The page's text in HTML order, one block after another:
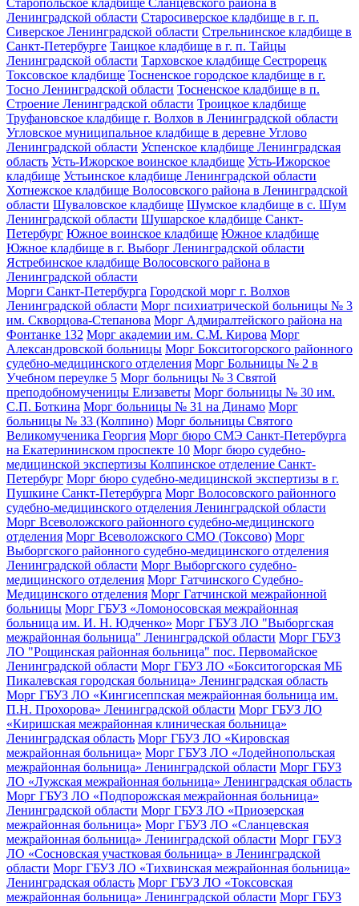
Старопольское кладбище Сланцевского района в
Ленинградской области Старосиверское кладбище в г. п.
Сиверское Ленинградской области Стрельнинское кладбище в
Санкт-Петербурге Таицкое кладбище в г. п. Тайцы
Ленинградской области Тарховское кладбище Сестрорецк
Токсовское кладбище Тосненское городское кладбище в г.
Тосно Ленинградской области Тосненское кладбище в п.
Строение Ленинградской области Троицкое кладбище
Труфановское кладбище г. Волхов в Ленинградской области
Угловское муниципальное кладбище в деревне Углово
Ленинградской области Успенское кладбище Ленинградская
область Усть-Ижорское воинское кладбище Усть-Ижорское
кладбище Устьинское кладбище Ленинградской области
Хотнежское кладбище Волосовского района в Ленинградской
области Шуваловское кладбище Шумское кладбище в с. Шум
Ленинградской области Шушарское кладбище Санкт-
Петербург Южное воинское кладбище Южное кладбище
Южное кладбище в г. Выборг Ленинградской области
Ястребинское кладбище Волосовского района в
Ленинградской области
Морги Санкт-Петербурга Городской морг г. Волхов
Ленинградской области Морг психиатрической больницы № 3
им. Скворцова-Степанова Морг Адмиралтейского района на
Фонтанке 132 Морг академии им. С.М. Кирова Морг
Александровской больницы Морг Бокситогорского районного
судебно-медицинского отделения Морг Больницы № 2 в
Учебном переулке 5 Морг больницы № 3 Святой
преподобномученицы Елизаветы Морг больницы № 30 им.
С.П. Боткина Морг больницы № 31 на Динамо Морг
больницы № 33 (Колпино) Морг больницы Святого
Великомученика Георгия Морг бюро СМЭ Санкт-Петербурга
на Екатерининском проспекте 10 Морг бюро судебно-
медицинской экспертизы Колпинское отделение Санкт-
Петербург Морг бюро судебно-медицинской экспертизы в г.
Пушкине Санкт-Петербурга Морг Волосовского районного
судебно-медицинского отделения Ленинградской области
Морг Всеволожского районного судебно-медицинского
отделения Морг Всеволожского СМО (Токсово) Морг
Выборгского районного судебно-медицинского отделения
Ленинградской области Морг Выборгского судебно-
медицинского отделения Морг Гатчинского Судебно-
Медицинского отделения Морг Гатчинской межрайонной
больницы Морг ГБУЗ «Ломоносовская межрайонная
больница им. И. Н. Юдченко» Морг ГБУЗ ЛО "Выборгская
межрайонная больница" Ленинградской области Морг ГБУЗ
ЛО "Рощинская районная больница" пос. Первомайское
Ленинградской области Морг ГБУЗ ЛО «Бокситогорская МБ
Пикалевская городская больница» Ленинградская область
Морг ГБУЗ ЛО «Кингисеппская межрайонная больница им.
П.Н. Прохорова» Ленинградской области Морг ГБУЗ ЛО
«Киришская межрайонная клиническая больница»
Ленинградская область Морг ГБУЗ ЛО «Кировская
межрайонная больница» Морг ГБУЗ ЛО «Лодейнопольская
межрайонная больница» Ленинградской области Морг ГБУЗ
ЛО «Лужская межрайонная больница» Ленинградская область
Морг ГБУЗ ЛО «Подпорожская межрайонная больница»
Ленинградской области Морг ГБУЗ ЛО «Приозерская
межрайонная больница» Морг ГБУЗ ЛО «Сланцевская
межрайонная больница» Ленинградской области Морг ГБУЗ
ЛО «Сосновская участковая больница» в Ленинградской
области Морг ГБУЗ ЛО «Тихвинская межрайонная больница»
Ленинградская область Морг ГБУЗ ЛО «Токсовская
межрайонная больница» Ленинградской области Морг ГБУЗ